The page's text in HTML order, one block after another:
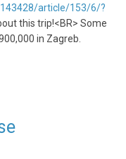
article/153/6/?
this trip!<BR> Some
in Zagreb.